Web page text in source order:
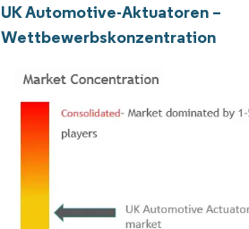
UK Automotive-Aktuatoren –
Wettbewerbskonzentration